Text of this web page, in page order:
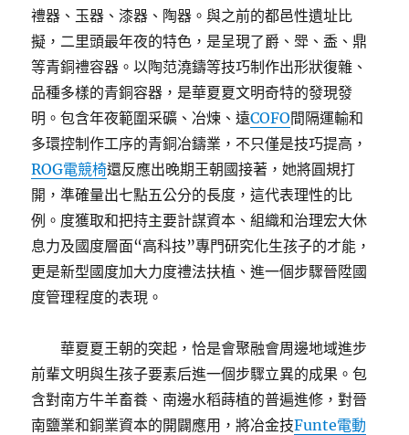
禮器、玉器、漆器、陶器。與之前的都邑性遺址比
擬，二里頭最年夜的特色，是呈現了爵、斝、盉、鼎
等青銅禮容器。以陶范澆鑄等技巧制作出形狀復雜、
品種多樣的青銅容器，是華夏夏文明奇特的發現發
明。包含年夜範圍采礦、冶煉、遠COFO間隔運輸和
多環控制作工序的青銅冶鑄業，不只僅是技巧提高，
ROG電競椅還反應出晚期王朝國接著，她將圓規打
開，準確量出七點五公分的長度，這代表理性的比
例。度獲取和把持主要計謀資本、組織和治理宏大休
息力及國度層面“高科技”專門研究化生孩子的才能，
更是新型國度加大力度禮法扶植、進一個步驟晉陞國
度管理程度的表現。
華夏夏王朝的突起，恰是會聚融會周邊地域進步
前輩文明與生孩子要素后進一個步驟立異的成果。包
含對南方牛羊畜養、南邊水稻蒔植的普遍進修，對晉
南鹽業和銅業資本的開闢應用，將冶金技Funte電動